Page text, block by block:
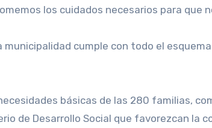
los cuidados necesarios para que
cumple con todo el
básicas de las 280 familias,
de Desarrollo Social que favorezcan la